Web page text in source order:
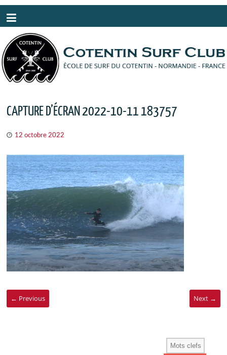
CAPTURE D’ÉCRAN 2022-10-11 183757
12 octobre 2022
← Previous Next →
Panneau de gestion des cookies